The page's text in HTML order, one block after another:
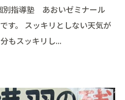
別指導塾 あおいゼミナール
す。 スッキリとしない天気が
もスッキリし...